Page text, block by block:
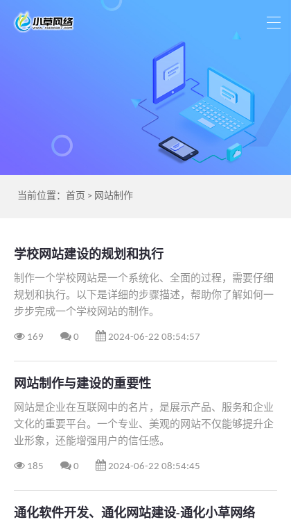
当前位置： 首页 > 网站制作
学校网站建设的规划和执行
制作一个学校网站是一个系统化、全面的过程，需要仔细
规划和执行。以下是详细的步骤描述，帮助你了解如何一
步步完成一个学校网站的制作。
169 0 2024-06-22 08:54:57
网站制作与建设的重要性
网站是企业在互联网中的名片，是展示产品、服务和企业
文化的重要平台。一个专业、美观的网站不仅能够提升企
业形象，还能增强用户的信任感。
185 0 2024-06-22 08:54:45
通化软件开发、通化网站建设-通化小草网络